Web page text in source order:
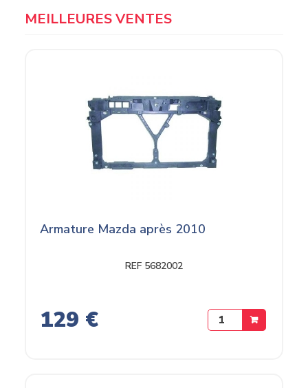
MEILLEURES VENTES
Armature Mazda après 2010
REF 5682002
129 €